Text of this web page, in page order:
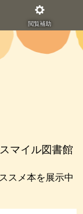
閲覧補助
イル図書館
スメ本を展示中